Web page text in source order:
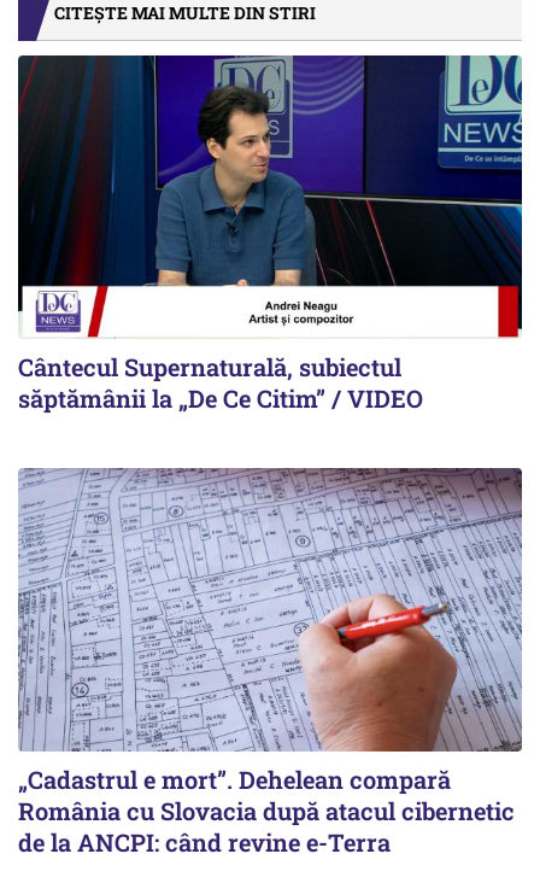
CITEȘTE MAI MULTE DIN STIRI
Cântecul Supernaturală, subiectul
săptămânii la „De Ce Citim” / VIDEO
„Cadastrul e mort”. Dehelean compară
România cu Slovacia după atacul cibernetic
de la ANCPI: când revine e-Terra